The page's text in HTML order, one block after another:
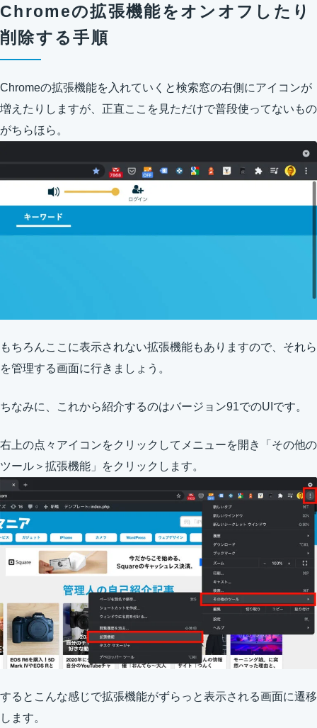
Chromeの拡張機能をオンオフしたり
削除する手順
Chromeの拡張機能を入れていくと検索窓の右側にアイコンが
増えたりしますが、正直ここを見ただけで普段使ってないもの
がちらほら。
もちろんここに表示されない拡張機能もありますので、それら
を管理する画面に行きましょう。
ちなみに、これから紹介するのはバージョン91でのUIです。
右上の点々アイコンをクリックしてメニューを開き「その他の
ツール＞拡張機能」をクリックします。
するとこんな感じで拡張機能がずらっと表示される画面に遷移
します。